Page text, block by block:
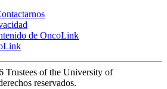
de OncoLink
Trustees of the University of
reservados.